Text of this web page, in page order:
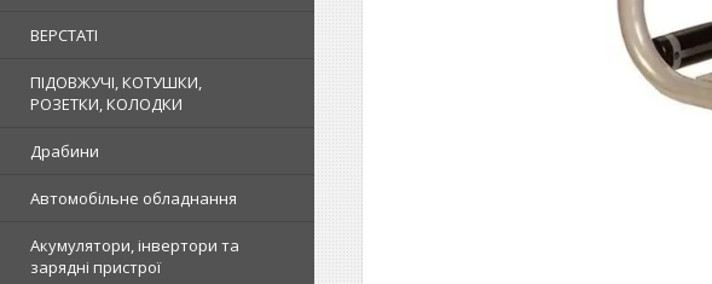
ВЕРСТАТІ
ПІДОВЖУЧІ, КОТУШКИ,
РОЗЕТКИ, КОЛОДКИ
Драбини
Автомобільне обладнання
Акумулятори, інвертори та
зарядні пристрої